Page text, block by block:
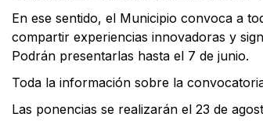
En ese sentido, el Municipio convoca a
compartir experiencias innovadoras y
Podrán presentarlas hasta el 7 de junio.
Toda la información sobre la
Las ponencias se realizarán el 23 de